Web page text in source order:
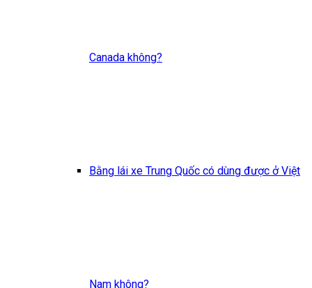
Canada không?
Bằng lái xe Trung Quốc có dùng được ở Việt
Nam không?